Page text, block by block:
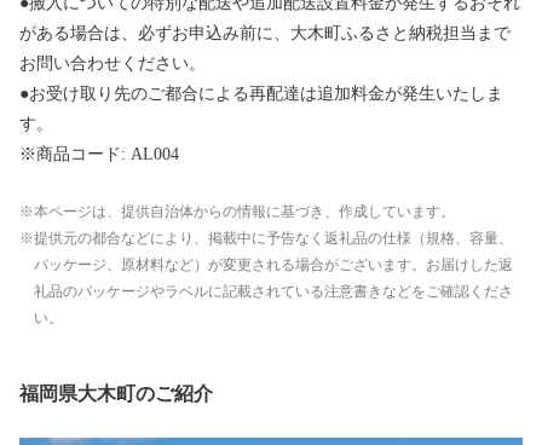
がある場合は、必ずお申込み前に、大木町ふるさと納税担当まで
お問い合わせください。
●お受け取り先のご都合による再配達は追加料金が発生いたしま
す。
※商品コード: AL004
本ページは、提供自治体からの情報に基づき、作成しています。
提供元の都合などにより、掲載中に予告なく返礼品の仕様（規格、容量、
パッケージ、原材料など）が変更される場合がございます。お届けした返
礼品のパッケージやラベルに記載されている注意書きなどをご確認くださ
い。
福岡県大木町のご紹介